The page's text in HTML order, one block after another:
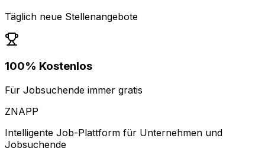
Täglich neue Stellenangebote
100% Kostenlos
Für Jobsuchende immer gratis
ZNAPP
Intelligente Job-Plattform für Unternehmen und
Jobsuchende